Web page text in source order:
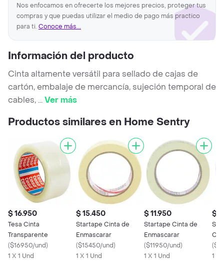
Nos enfocamos en ofrecerte los mejores precios, proteger tus
compras y que puedas utilizar el medio de pago más practico
para ti. Conoce más...
Información del producto
Cinta altamente versátil para sellado de cajas de
cartón, embalaje de mercancía, sujeción temporal de
cables, ...Ver más
Productos similares en Home Sentry
$ 16.950
Tesa Cinta
Transparente
($16950/und)
1 X 1 Und
$ 15.450
Startape Cinta de
Enmascarar
($15450/und)
1 X 1 Und
$ 11.950
Startape Cinta de
Enmascarar
($11950/und)
1 X 1 Und
$
(
1